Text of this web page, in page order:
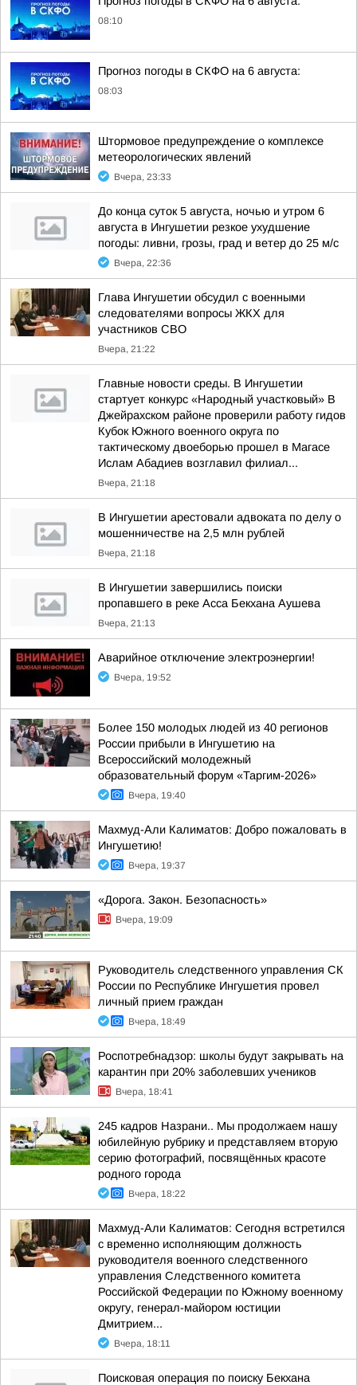
08:10
Прогноз погоды в СКФО на 6 августа:
08:03
Штормовое предупреждение о комплексе
метеорологических явлений
Вчера, 23:33
До конца суток 5 августа, ночью и утром 6
августа в Ингушетии резкое ухудшение
погоды: ливни, грозы, град и ветер до 25 м/с
Вчера, 22:36
Глава Ингушетии обсудил с военными
следователями вопросы ЖКХ для
участников СВО
Вчера, 21:22
Главные новости среды. В Ингушетии
стартует конкурс «Народный участковый» В
Джейрахском районе проверили работу гидов
Кубок Южного военного округа по
тактическому двоеборью прошел в Магасе
Ислам Абадиев возглавил филиал...
Вчера, 21:18
В Ингушетии арестовали адвоката по делу о
мошенничестве на 2,5 млн рублей
Вчера, 21:18
В Ингушетии завершились поиски
пропавшего в реке Асса Бекхана Аушева
Вчера, 21:13
Аварийное отключение электроэнергии!
Вчера, 19:52
Более 150 молодых людей из 40 регионов
России прибыли в Ингушетию на
Всероссийский молодежный
образовательный форум «Таргим-2026»
Вчера, 19:40
Махмуд-Али Калиматов: Добро пожаловать в
Ингушетию!
Вчера, 19:37
«Дорога. Закон. Безопасность»
Вчера, 19:09
Руководитель следственного управления СК
России по Республике Ингушетия провел
личный прием граждан
Вчера, 18:49
Роспотребнадзор: школы будут закрывать на
карантин при 20% заболевших учеников
Вчера, 18:41
245 кадров Назрани.. Мы продолжаем нашу
юбилейную рубрику и представляем вторую
серию фотографий, посвящённых красоте
родного города
Вчера, 18:22
Махмуд-Али Калиматов: Сегодня встретился
с временно исполняющим должность
руководителя военного следственного
управления Следственного комитета
Российской Федерации по Южному военному
округу, генерал-майором юстиции
Дмитрием...
Вчера, 18:11
Поисковая операция по поиску Бекхана